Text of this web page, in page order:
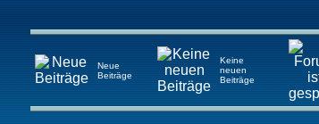
Neue
Beiträge
Keine
neuen
Beiträge